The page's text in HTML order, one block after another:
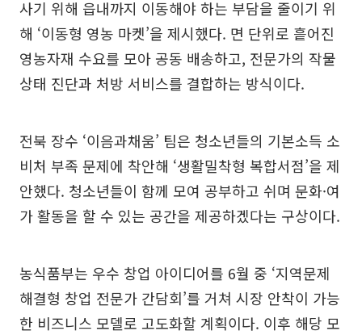
사기 위해 읍내까지 이동해야 하는 부담을 줄이기 위
해 ‘이동형 영농 마켓’을 제시했다. 면 단위로 흩어진
영농자재 수요를 모아 공동 배송하고, 전문가의 작물
상태 진단과 처방 서비스를 결합하는 방식이다.
전북 장수 ‘이음과채움’ 팀은 청소년들의 기본소득 소
비처 부족 문제에 착안해 ‘생활밀착형 복합서점’을 제
안했다. 청소년들이 함께 모여 공부하고 쉬며 문화·여
가 활동을 할 수 있는 공간을 제공하겠다는 구상이다.
농식품부는 우수 창업 아이디어를 6월 중 ‘지역문제
해결형 창업 전문가 간담회’를 거쳐 시장 안착이 가능
한 비즈니스 모델로 고도화할 계획이다. 이후 해당 모